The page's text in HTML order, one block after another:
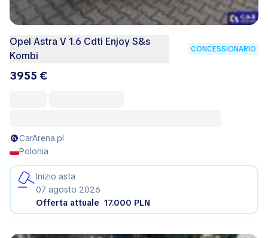
Opel Astra V 1.6 Cdti Enjoy S&s
Kombi
CONCESSIONARIO
3955 €
CarArena.pl
Polonia
Inizio asta
07 agosto 2026
Offerta attuale 17.000 PLN